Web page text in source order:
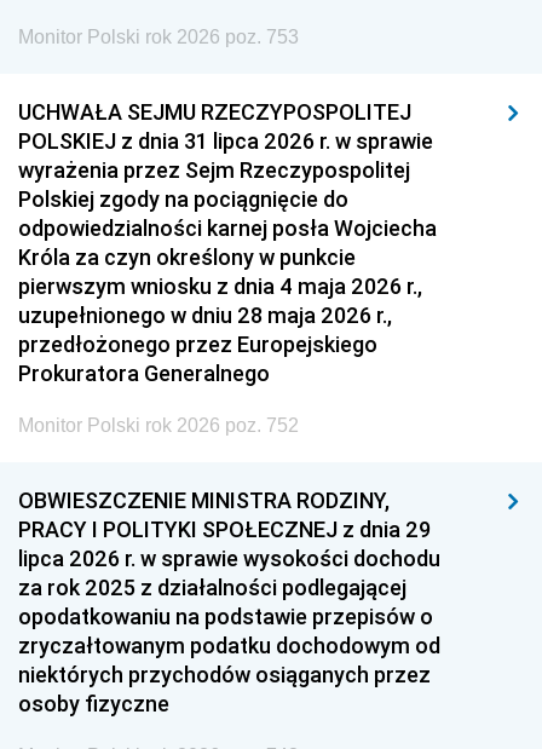
Monitor Polski rok 2026 poz. 753
UCHWAŁA SEJMU RZECZYPOSPOLITEJ
POLSKIEJ z dnia 31 lipca 2026 r. w sprawie
wyrażenia przez Sejm Rzeczypospolitej
Polskiej zgody na pociągnięcie do
odpowiedzialności karnej posła Wojciecha
Króla za czyn określony w punkcie
pierwszym wniosku z dnia 4 maja 2026 r.,
uzupełnionego w dniu 28 maja 2026 r.,
przedłożonego przez Europejskiego
Prokuratora Generalnego
Monitor Polski rok 2026 poz. 752
OBWIESZCZENIE MINISTRA RODZINY,
PRACY I POLITYKI SPOŁECZNEJ z dnia 29
lipca 2026 r. w sprawie wysokości dochodu
za rok 2025 z działalności podlegającej
opodatkowaniu na podstawie przepisów o
zryczałtowanym podatku dochodowym od
niektórych przychodów osiąganych przez
osoby fizyczne